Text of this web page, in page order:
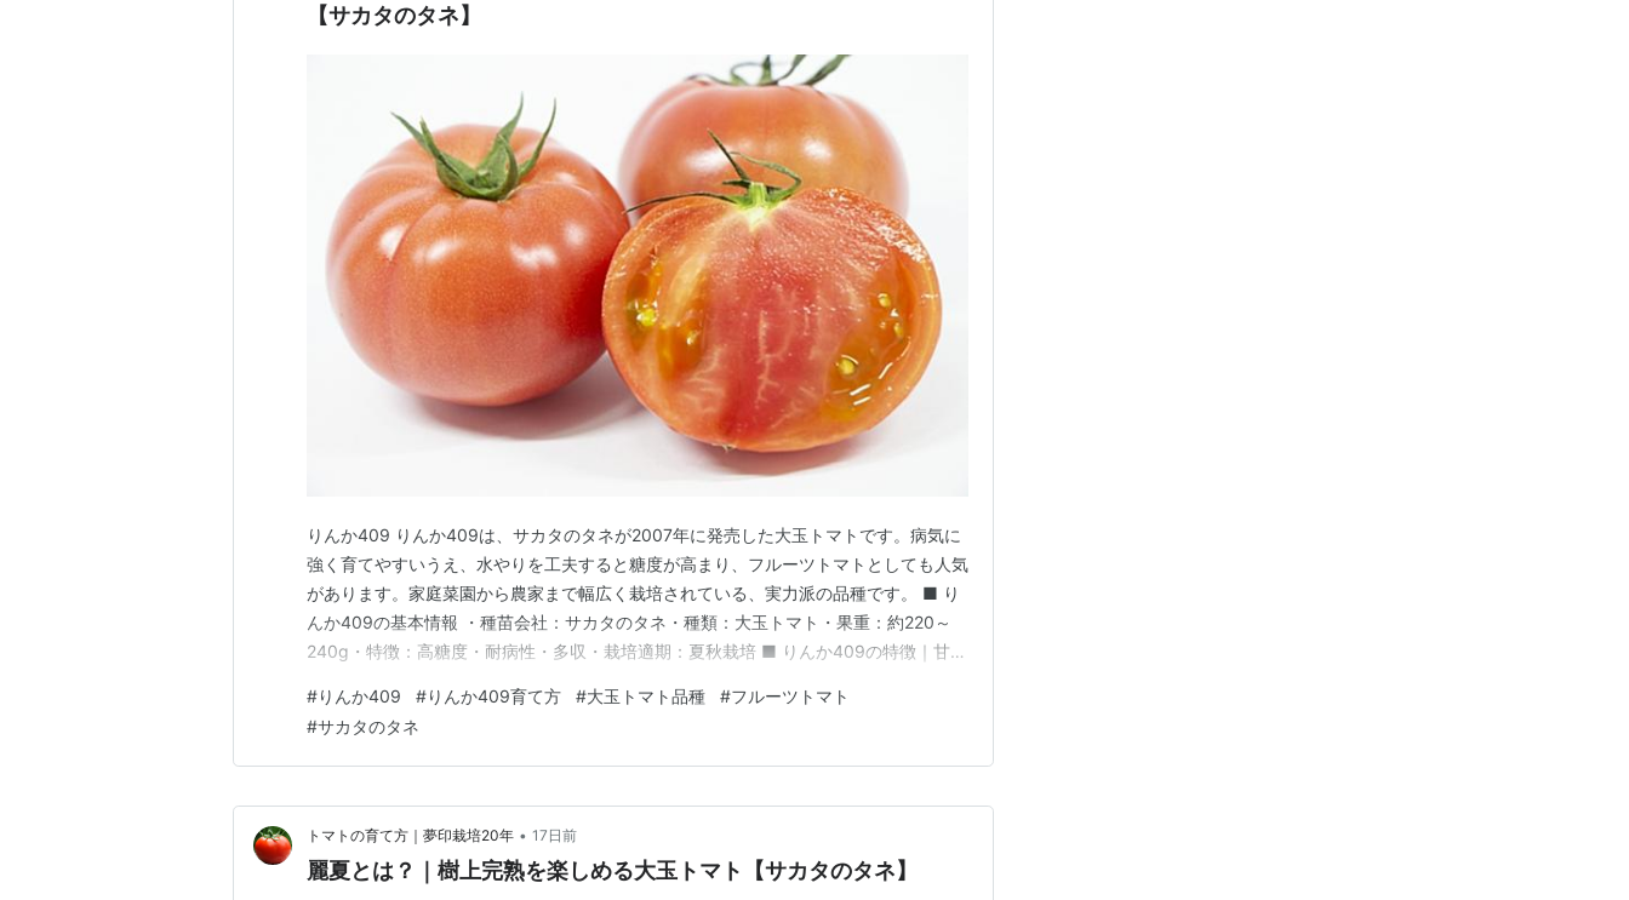
【サカタのタネ】
りんか409 りんか409は、サカタのタネが2007年に発売した大玉トマトです。病気に
強く育てやすいうえ、水やりを工夫すると糖度が高まり、フルーツトマトとしても人気
があります。家庭菜園から農家まで幅広く栽培されている、実力派の品種です。 ■ り
んか409の基本情報 ・種苗会社：サカタのタネ・種類：大玉トマト・果重：約220～
240g・特徴：高糖度・耐病性・多収・栽培適期：夏秋栽培 ■ りんか409の特徴｜甘い
高めやすいことです。水やりを控えめにすると果実はやや小ぶりになりますが、その分
甘みが凝縮され、フルーツトマト…
#りんか409 #りんか409育て方 #大玉トマト品種 #フルーツトマト
#サカタのタネ
トマトの育て方｜夢印栽培20年 • 17日前
麗夏とは？｜樹上完熟を楽しめる大玉トマト【サカタのタネ】